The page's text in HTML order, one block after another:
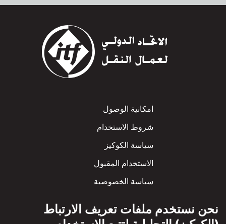
Footer
امكانية الوصول
شروط الاستخدام
سياسة الكوكيز
الاستخدام المقبول
سياسة الخصوصية
نحن نستخدم ملفات تعريف الارتباط